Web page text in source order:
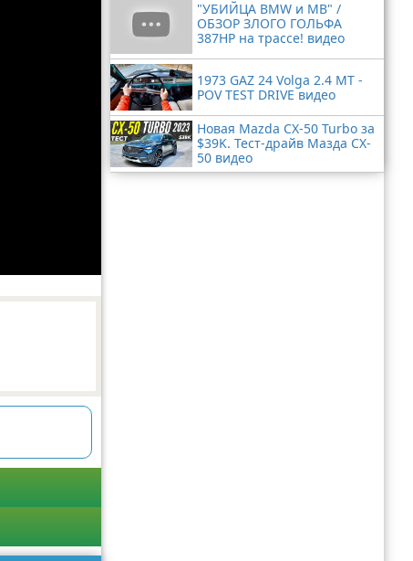
"УБИЙЦА BMW и MB" /
ОБЗОР ЗЛОГО ГОЛЬФА
387HP на трассе! видео
1973 GAZ 24 Volga 2.4 MT -
POV TEST DRIVE видео
Новая Mazda CX-50 Turbo за
$39K. Тест-драйв Мазда CX-
50 видео